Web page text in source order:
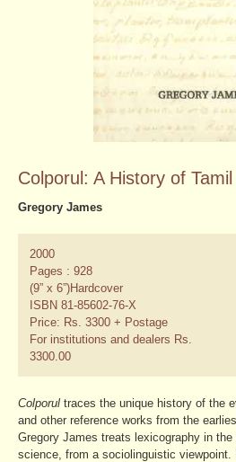
Colporul: A History of
Gregory James
2000
Pages : 928
(9” x 6”)Hardcover
ISBN 81-85602-76-X
Price: Rs. 3300 + Postage
For institutions and dealers Rs.
3300.00
Colporul traces the unique history of the
and other reference works from the
Gregory James treats lexicography in
science, from a sociolinguistic viewpoint.